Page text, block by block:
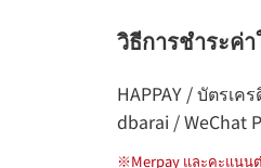
วิธีการชำระค่
HAPPAY / บัตรเ
dbarai / WeChat
※Merpay และคะแนน